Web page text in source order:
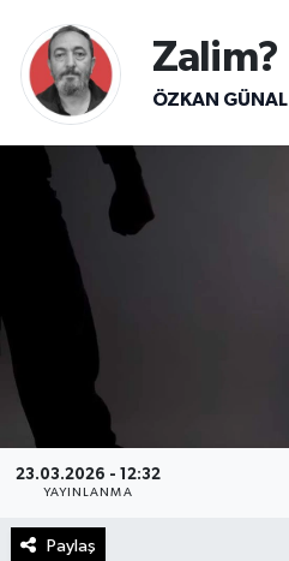
Zalim?
ÖZKAN GÜNAL
23.03.2026 - 12:32
YAYINLANMA
Paylaş
Sağlık
Spor
Teknoloji
Yaşam